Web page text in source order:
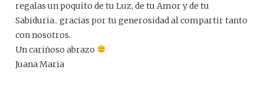
regalas un poquito de tu Luz, de tu Amor y de tu
Sabiduria.. gracias por tu generosidad al compartir tanto
con nosotros.
Un cariñoso abrazo
Juana Maria